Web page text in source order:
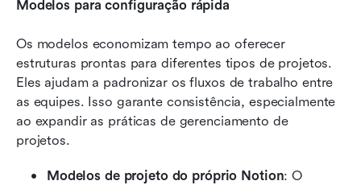
Modelos para configuração rápida
Os modelos economizam tempo ao oferecer
estruturas prontas para diferentes tipos de projetos.
Eles ajudam a padronizar os fluxos de trabalho entre
as equipes. Isso garante consistência, especialmente
ao expandir as práticas de gerenciamento de
projetos.
Modelos de projeto do próprio Notion: O